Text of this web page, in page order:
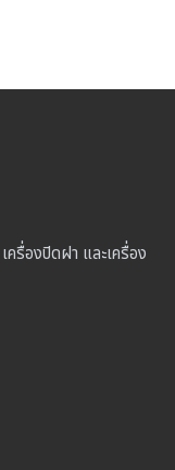
รื่องปิดฝา และเครื่อง